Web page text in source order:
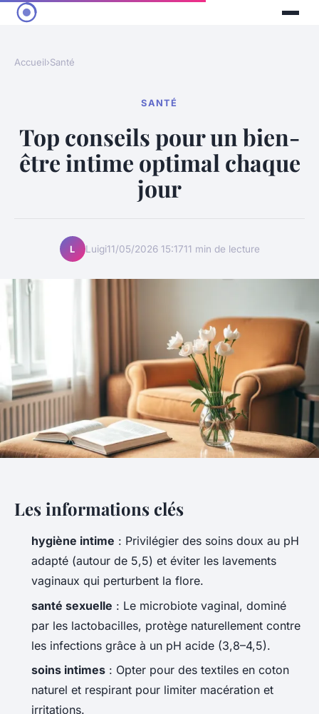
Accueil›Santé
SANTÉ
Top conseils pour un bien-
être intime optimal chaque
jour
L Luigi11/05/2026 15:1711 min de lecture
Les informations clés
hygiène intime : Privilégier des soins doux au pH
adapté (autour de 5,5) et éviter les lavements
vaginaux qui perturbent la flore.
santé sexuelle : Le microbiote vaginal, dominé
par les lactobacilles, protège naturellement contre
les infections grâce à un pH acide (3,8–4,5).
soins intimes : Opter pour des textiles en coton
naturel et respirant pour limiter macération et
irritations.